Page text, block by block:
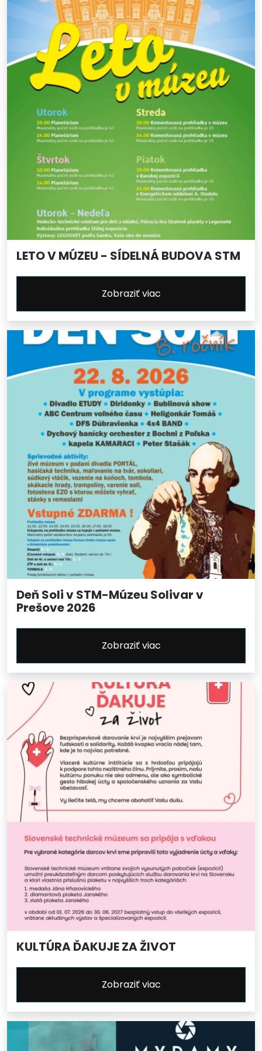
LETO V MÚZEU - SÍDELNÁ BUDOVA STM
Zobraziť viac
Deň Soli v STM-Múzeu Solivar v
Prešove 2026
Zobraziť viac
KULTÚRA ĎAKUJE ZA ŽIVOT
Zobraziť viac